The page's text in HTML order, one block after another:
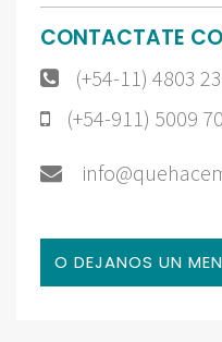
CONTACTATE
(+54-11) 4803
(+54-911) 5009
O DEJANOS UN